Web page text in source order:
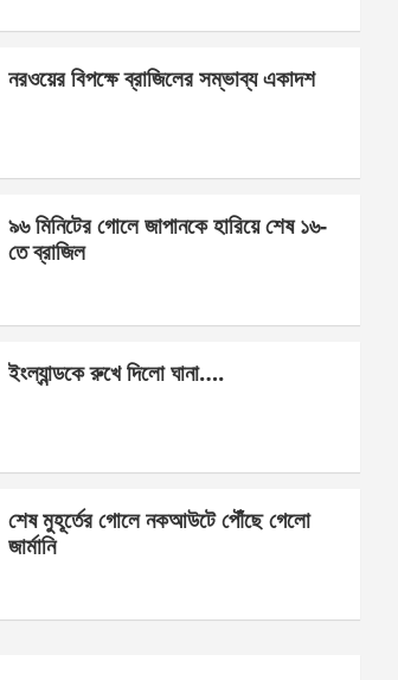
s
p
e
নরওয়ের বিপক্ষে ব্রাজিলের সম্ভাব্য একাদশ
৯৬ মিনিটের গোলে জাপানকে হারিয়ে শেষ ১৬-
তে ব্রাজিল
ইংল্যান্ডকে রুখে দিলো ঘানা….
শেষ মুহূর্তের গোলে নকআউটে পৌঁছে গেলো
জার্মানি